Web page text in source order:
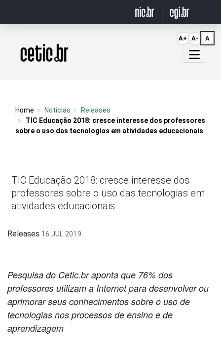
Página inicial
Home Notícias
Releases
TIC Educação 2018: cresce interesse dos professores
sobre o uso das tecnologias em atividades educacionais
TIC Educação 2018: cresce interesse dos
professores sobre o uso das tecnologias em
atividades educacionais
Releases 16 JUL 2019
Pesquisa do Cetic.br aponta que 76% dos
professores utilizam a Internet para desenvolver ou
aprimorar seus conhecimentos sobre o uso de
tecnologias nos processos de ensino e de
aprendizagem
A+ A- A